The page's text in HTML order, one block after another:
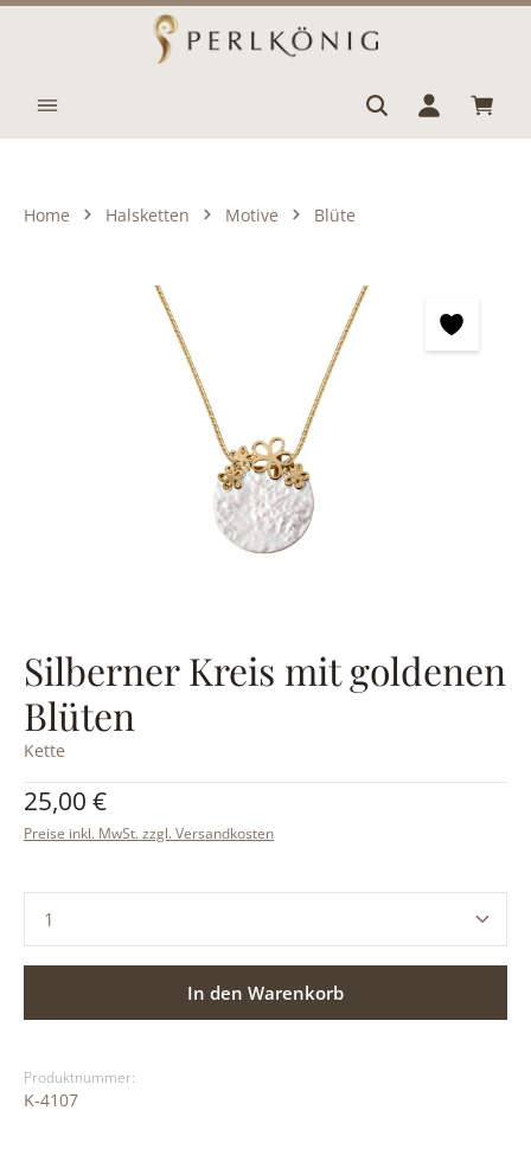
Zum Hauptinhalt springen
Home Halsketten Motive Blüte
Bildergalerie überspringen
Silberner Kreis mit goldenen
Blüten
Kette
Regulärer Preis:
25,00 €
Preise inkl. MwSt. zzgl. Versandkosten
Produkt Anzahl: Gib den gewünschten Wert ein
In den Warenkorb
Produktnummer:
K-4107